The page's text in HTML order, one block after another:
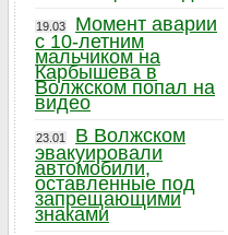
19.03
Момент аварии
с 10-летним
мальчиком на
Карбышева в
Волжском попал на
видео
23.01
В Волжском
эвакуировали
автомобили,
оставленные под
запрещающими
знаками